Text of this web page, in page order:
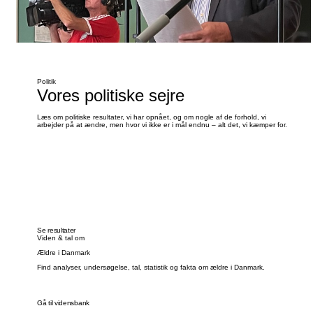
Politik
Vores politiske sejre
Læs om politiske resultater, vi har opnået, og om nogle af de forhold, vi
arbejder på at ændre, men hvor vi ikke er i mål endnu – alt det, vi kæmper for.
Se resultater
Viden & tal om
Ældre i Danmark
Find analyser, undersøgelse, tal, statistik og fakta om ældre i Danmark.
Gå til vidensbank